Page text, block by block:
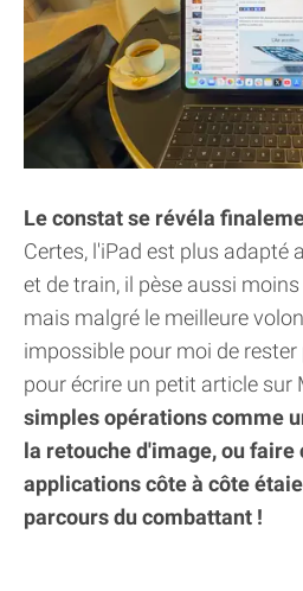
Le constat se révéla
Certes, l'iPad est plus adapté
et de train, il pèse aussi
mais malgré le meilleure
impossible pour moi de
pour écrire un petit article sur
simples opérations comme
la retouche d'image, ou faire
applications côte à côte
parcours du combattant !